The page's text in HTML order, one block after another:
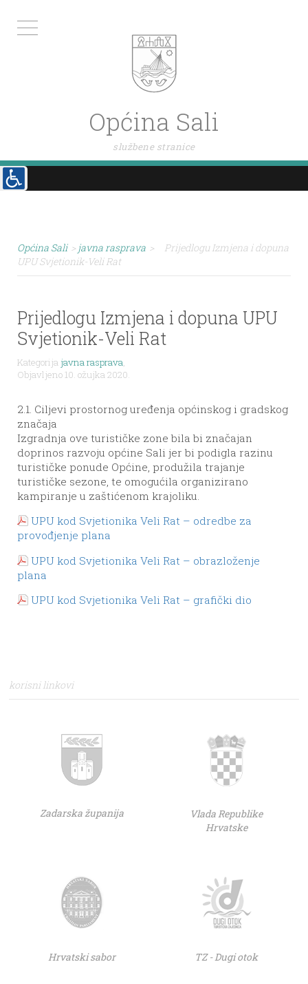
Općina Sali
službene stranice
Općina Sali > javna rasprava >
Prijedlogu Izmjena i dopuna
UPU Svjetionik-Veli Rat
Prijedlogu Izmjena i dopuna UPU
Svjetionik-Veli Rat
Kategorija javna rasprava,
Objavljeno 10. ožujka 2020.
2.1. Ciljevi prostornog uređenja općinskog i gradskog
značaja
Izgradnja ove turističke zone bila bi značajan
doprinos razvoju općine Sali jer bi podigla razinu
turističke ponude Općine, produžila trajanje
turističke sezone, te omogućila organizirano
kampiranje u zaštićenom krajoliku.
UPU kod Svjetionika Veli Rat – odredbe za
provođjenje plana
UPU kod Svjetionika Veli Rat – obrazloženje
plana
UPU kod Svjetionika Veli Rat – grafički dio
korisni linkovi
Zadarska županija
Vlada Republike
Hrvatske
Hrvatski sabor TZ - Dugi otok